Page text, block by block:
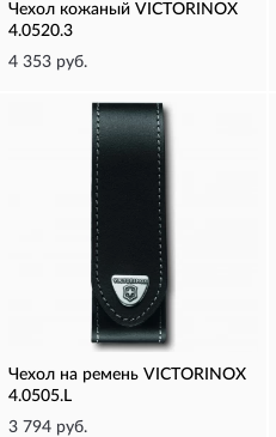
Чехол кожаный VICTORINOX
4.0520.3
4 353 руб.
Чехол на ремень VICTORINOX
4.0505.L
3 794 руб.